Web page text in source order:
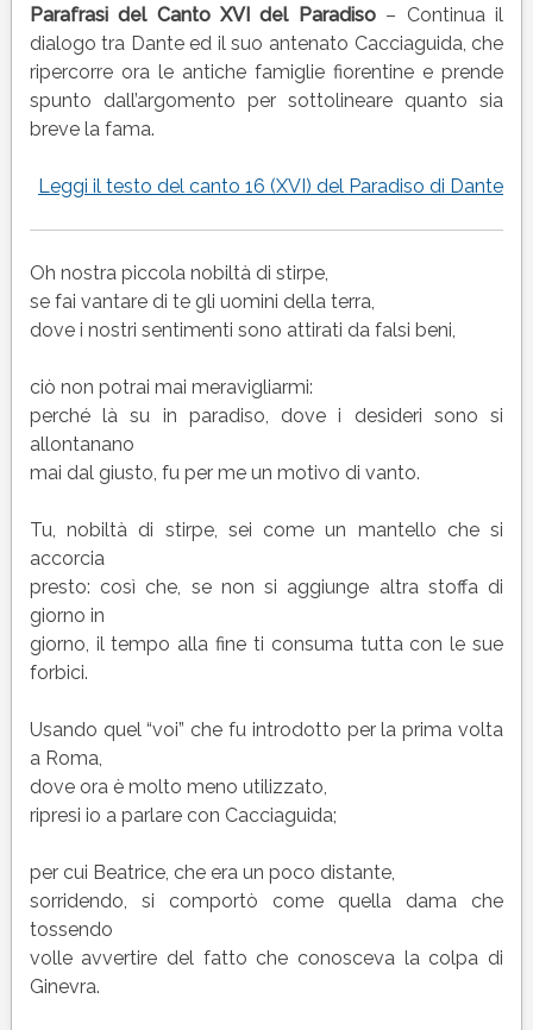
canto
16
(XVI)
del
Dante
Parafrasi del Canto XVI del Paradiso– Continua il
dialogo tra Dante ed il suo antenato Cacciaguida, che
ripercorre ora le antiche famiglie fiorentine e prende
spunto dall’argomento per sottolineare quanto sia
breve la fama.
Leggi il testo del canto 16 (XVI) del Paradiso di Dante
Oh nostra piccola nobiltà di stirpe,
se fai vantare di te gli uomini della terra,
dove i nostri sentimenti sono attirati da falsi beni,
ciò non potrai mai meravigliarmi:
perché là su in paradiso, dove i desideri sono si
allontanano
mai dal giusto, fu per me un motivo di vanto.
Tu, nobiltà di stirpe, sei come un mantello che si
accorcia
presto: così che, se non si aggiunge altra stoffa di
giorno in
giorno, il tempo alla fine ti consuma tutta con le sue
forbici.
Usando quel “voi” che fu introdotto per la prima volta
a Roma,
dove ora è molto meno utilizzato,
ripresi io a parlare con Cacciaguida;
per cui Beatrice, che era un poco distante,
sorridendo, si comportò come quella dama che
tossendo
volle avvertire del fatto che conosceva la colpa di
Ginevra.